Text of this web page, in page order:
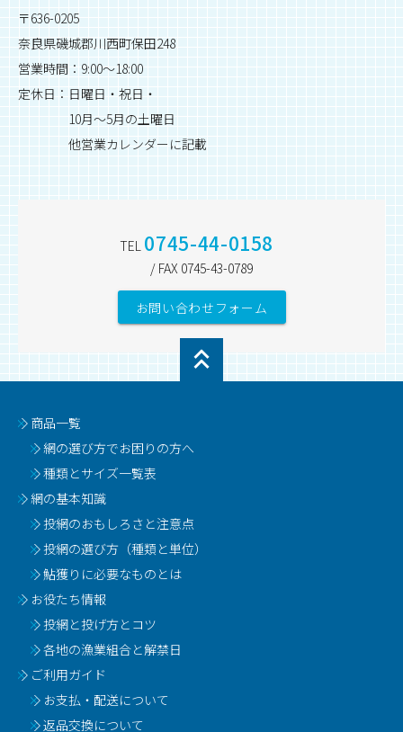
〒636-0205
奈良県磯城郡川西町保田248
営業時間：9:00～18:00
定休日：日曜日・祝日・
10月～5月の土曜日
他営業カレンダーに記載
TEL 0745-44-0158
/ FAX 0745-43-0789
お問い合わせフォーム
商品一覧
網の選び方でお困りの方へ
種類とサイズ一覧表
網の基本知識
投網のおもしろさと注意点
投網の選び方（種類と単位）
鮎獲りに必要なものとは
お役たち情報
投網と投げ方とコツ
各地の漁業組合と解禁日
ご利用ガイド
お支払・配送について
返品交換について